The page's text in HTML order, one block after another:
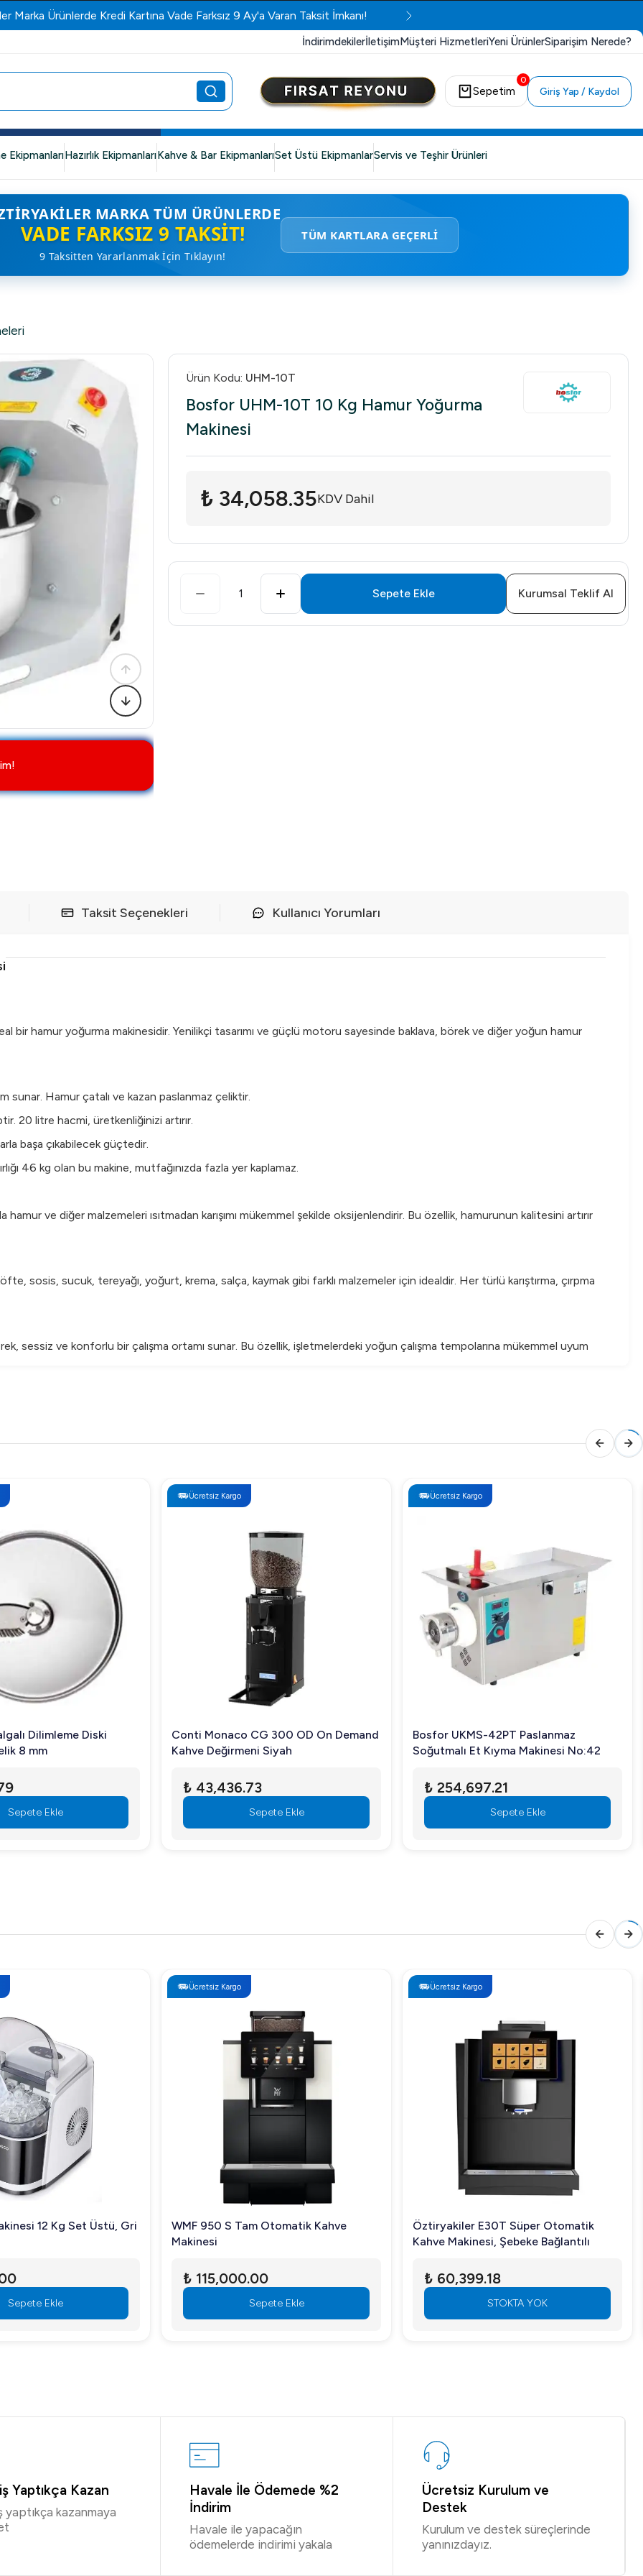
Marka Ürünlerde Kredi Kartına Vade Farksız 9 Ay'a Varan Taksit İmkanı!
İndirimdekilerİletişimMüşteri HizmetleriYeni ÜrünlerSiparişim Nerede?
0
Sepetim Giriş Yap / Kaydol
EkipmanlarıHazırlık EkipmanlarıKahve & Bar EkipmanlarıSet Üstü EkipmanlarServis ve Teşhir Ürünleri
MARKA TÜM ÜRÜNLERDE
VADE FARKSIZ 9 TAKSIT!
9 Taksitten Yararlanmak İçin Tıklayın!
TÜM KARTLARA GEÇERLİ
Ürün Kodu: UHM-10T
Bosfor UHM-10T 10 Kg Hamur Yoğurma
Makinesi
₺ 34,058.35KDV Dahil
1 Sepete Ekle Kurumsal Teklif Al
Taksit Seçenekleri Kullanıcı Yorumları
hamur yoğurma makinesidir. Yenilikçi tasarımı ve güçlü motoru sayesinde baklava, börek ve diğer yoğun hamur
sunar. Hamur çatalı ve kazan paslanmaz çeliktir.
20 litre hacmi, üretkenliğinizi artırır.
başa çıkabilecek güçtedir.
46 kg olan bu makine, mutfağınızda fazla yer kaplamaz.
ve diğer malzemeleri ısıtmadan karışımı mükemmel şekilde oksijenlendirir. Bu özellik, hamurunun kalitesini artırır
sosis, sucuk, tereyağı, yoğurt, krema, salça, kaymak gibi farklı malzemeler için idealdir. Her türlü karıştırma, çırpma
sessiz ve konforlu bir çalışma ortamı sunar. Bu özellik, işletmelerdeki yoğun çalışma tempolarına mükemmel uyum
Ayrıca, köfte, çiğköfte ve sos gibi farklı ürünlerde de kullanılabilir.
Makine parçaları kolayca sökülebildiği için rahatça temizlenebilir.
bilgi alın.
Dilimleme Diski
8 mm
Sepete Ekle
Ücretsiz Kargo
Conti Monaco CG 300 OD On Demand
Kahve Değirmeni Siyah
₺ 43,436.73
Sepete Ekle
Ücretsiz Kargo
Bosfor UKMS-42PT Paslanmaz
Soğutmalı Et Kıyma Makinesi No:42
₺ 254,697.21
Sepete Ekle
12 Kg Set Üstü, Gri
Sepete Ekle
Ücretsiz Kargo
WMF 950 S Tam Otomatik Kahve
Makinesi
₺ 115,000.00
Sepete Ekle
Ücretsiz Kargo
Öztiryakiler E30T Süper Otomatik
Kahve Makinesi, Şebeke Bağlantılı
₺ 60,399.18
STOKTA YOK
Yaptıkça Kazan
yaptıkça kazanmaya
Havale İle Ödemede %2
İndirim
Havale ile yapacağın
ödemelerde indirimi yakala
Ücretsiz Kurulum ve
Destek
Kurulum ve destek süreçlerinde
yanınızdayız.